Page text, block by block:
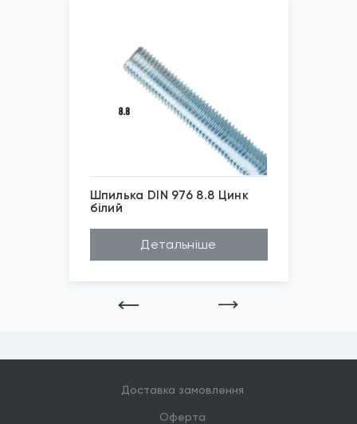
Шпилька DIN 976 8.8 Цинк
білий
Зображені фото є...
Детальніше
Доставка замовлення
Оферта